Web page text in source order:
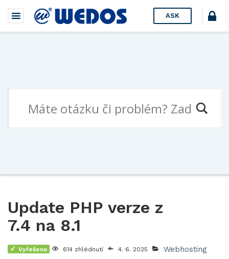
ASK
Update PHP verze z
7.4 na 8.1
Vyřešeno 614 zhlédnutí 4. 6. 2025 Webhosting